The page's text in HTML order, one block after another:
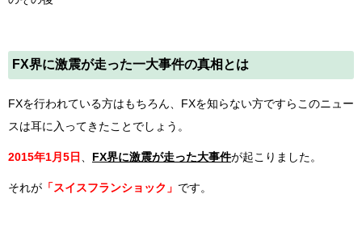
FX界に激震が走った一大事件の真相とは
FXを行われている方はもちろん、FXを知らない方ですらこのニュー
スは耳に入ってきたことでしょう。
2015年1月5日 FX界に激震が走った大事件が起こりました。
それが 「スイスフランショック」 です。